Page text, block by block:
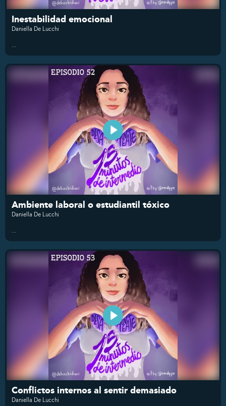
Inestabilidad emocional
Daniella De Lucchi
...
Ambiente laboral o estudiantil tóxico
Daniella De Lucchi
...
Conflictos internos al sentir demasiado
Daniella De Lucchi